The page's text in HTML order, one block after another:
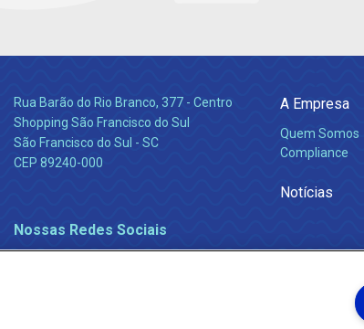
Rua Barão do Rio Branco, 377 - Centro
Shopping São Francisco do Sul
São Francisco do Sul - SC
CEP 89240-000
Nossas Redes Sociais
A Empresa
Quem Somos
Compliance
Notícias